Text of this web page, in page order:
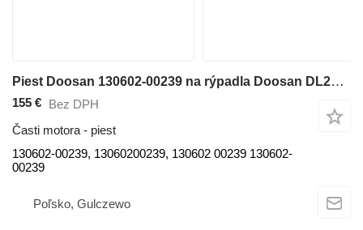
Piest Doosan 130602-00239 na rýpadla Doosan DL200-3, DL200TC-3, DL220-3, DX150W
155 € Bez DPH
Časti motora - piest
130602-00239, 13060200239, 130602 00239 130602-
00239
Poľsko, Gulczewo